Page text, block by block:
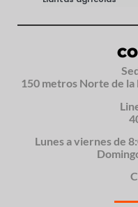
150 metros Norte de la
Lunes a viernes de